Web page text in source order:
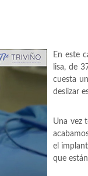
En este
lisa, de
cuesta
deslizar
Una vez
el
que